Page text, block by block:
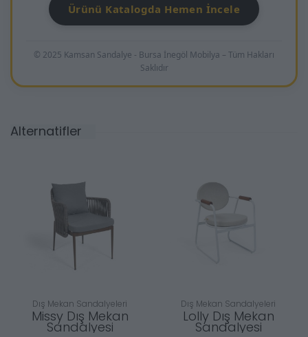
Ürünü Katalogda Hemen İncele
© 2025 Kamsan Sandalye - Bursa İnegöl Mobilya – Tüm Hakları
Saklıdır
Alternatifler
Dış Mekan Sandalyeleri
Missy Dış Mekan
Sandalyesi
Dış Mekan Sandalyeleri
Lolly Dış Mekan
Sandalyesi